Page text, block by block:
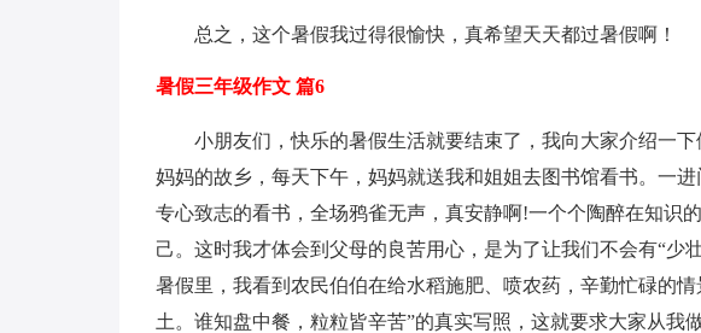
总之，这个暑假我过得很愉快，真希望天天都过暑假啊！
暑假三年级作文 篇6
小朋友们，快乐的暑假生活就要结束了，我向大家介绍一
妈妈的故乡，每天下午，妈妈就送我和姐姐去图书馆看书。一
专心致志的看书，全场鸦雀无声，真安静啊!一个个陶醉在知识
己。这时我才体会到父母的良苦用心，是为了让我们不会有“少
暑假里，我看到农民伯伯在给水稻施肥、喷农药，辛勤忙碌的
土。谁知盘中餐，粒粒皆辛苦”的真实写照，这就要求大家从我